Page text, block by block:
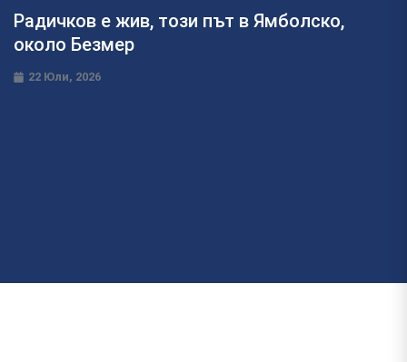
Радичков е жив, този път в Ямболско,
около Безмер
22 Юли, 2026